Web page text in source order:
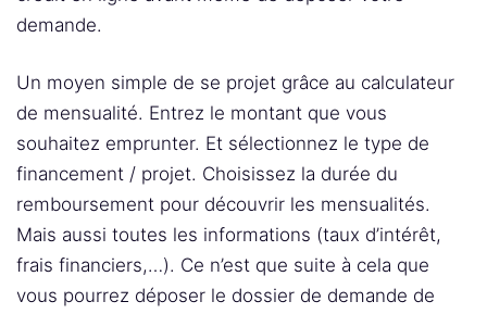
demande.
Un moyen simple de se projet grâce au calculateur
de mensualité. Entrez le montant que vous
souhaitez emprunter. Et sélectionnez le type de
financement / projet. Choisissez la durée du
remboursement pour découvrir les mensualités.
Mais aussi toutes les informations (taux d’intérêt,
frais financiers,…). Ce n’est que suite à cela que
vous pourrez déposer le dossier de demande de